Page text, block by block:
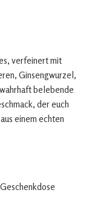
verfeinert mit
Ginsengwurzel,
belebende
der euch
einem echten